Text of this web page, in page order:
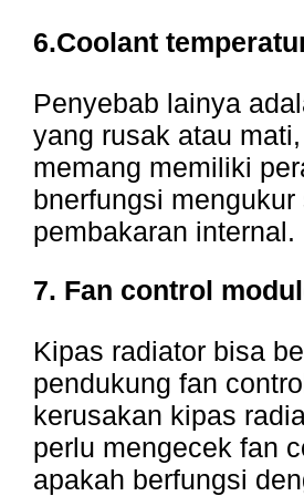
6.Coolant
Penyebab lainya
yang rusak atau
memang memiliki
bnerfungsi
pembakaran internal.
7. Fan control
Kipas radiator bisa
pendukung fan
kerusakan kipas
perlu mengecek fan
apakah berfungsi